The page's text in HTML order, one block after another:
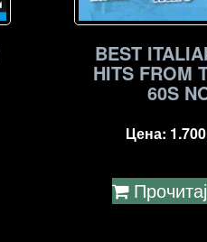
BEST
HITS FROM
60S
Цена: